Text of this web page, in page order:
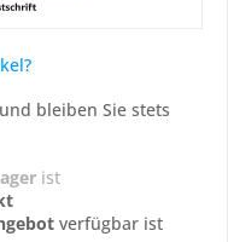
bleiben Sie stets
ist
verfügbar ist